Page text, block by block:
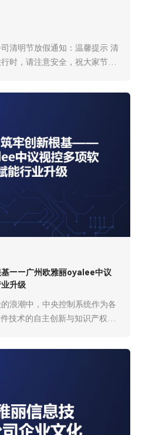
清明节放假通知：温馨提示 清
时，请注意安全，祝大家节日
基——广州欧雅丽oyalee中议
升级
浪潮中，中央控制系统作为各
技术的自主创新与知识产权保
中控系统相关软件著作权，构